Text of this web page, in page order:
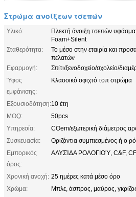
Στρώμα ανοίξεων τσεπών
Υλικό:
Πλεκτή άνοιξη τσεπών
Foam+Silent
Σταθερότητα:
Το μέσο στην εταιρία και
πελατών
Εφαρμογή:
Σπίτι/ξενοδοχείο/σχολείο/
Ύφος
εμφάνισης:
Κλασσικό σφιχτό τοπ στρώμα
Εξουσιοδότηση:10 έτη
MOQ:
50pcs
Υπηρεσία:
COem/εξωτερική διάμετρος
Συσκευασία:
Οριζόντια συμπιεσμένος ή ο
Εμπορικός
όρος:
ΑΛΥΣΊΔΑ ΡΟΛΟΓΙΟΎ, C&F,
Χρονική ανοχή: 25 ημέρες κατά μέσο όρο
Χρώμα:
Μπλε, άσπρος, μαύρος,